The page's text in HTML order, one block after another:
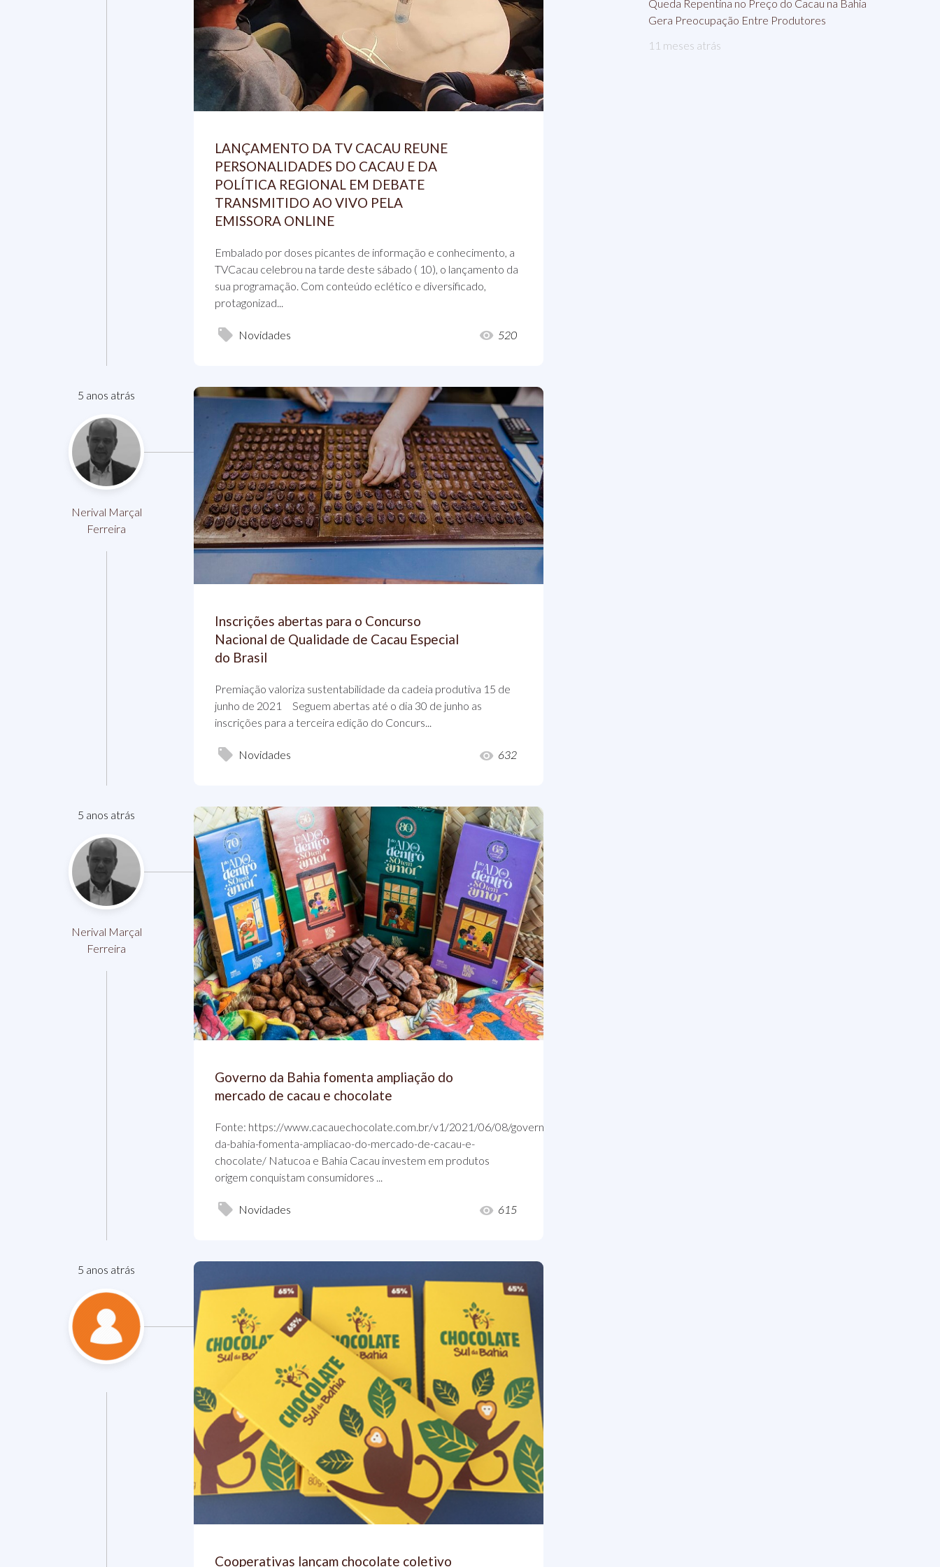
LANÇAMENTO DA TV CACAU REUNE
PERSONALIDADES DO CACAU E DA
POLÍTICA REGIONAL EM DEBATE
TRANSMITIDO AO VIVO PELA
EMISSORA ONLINE
Embalado por doses picantes de informação e conhecimento, a
TVCacau celebrou na tarde deste sábado ( 10), o lançamento da
sua programação. Com conteúdo eclético e diversificado,
protagonizad...
Novidades 520
5 anos atrás
Nerival Marçal
Ferreira
Inscrições abertas para o Concurso
Nacional de Qualidade de Cacau Especial
do Brasil
Premiação valoriza sustentabilidade da cadeia produtiva 15 de
junho de 2021 Seguem abertas até o dia 30 de junho as
inscrições para a terceira edição do Concurs...
Novidades 632
5 anos atrás
Nerival Marçal
Ferreira
Governo da Bahia fomenta ampliação do
mercado de cacau e chocolate
Fonte: https://www.cacauechocolate.com.br/v1/2021/06/08/governo-
da-bahia-fomenta-ampliacao-do-mercado-de-cacau-e-
chocolate/ Natucoa e Bahia Cacau investem em produtos
origem conquistam consumidores ...
Novidades 615
5 anos atrás
Cooperativas lançam chocolate coletivo
Queda Repentina no Preço do Cacau na Bahia
Gera Preocupação Entre Produtores
11 meses atrás